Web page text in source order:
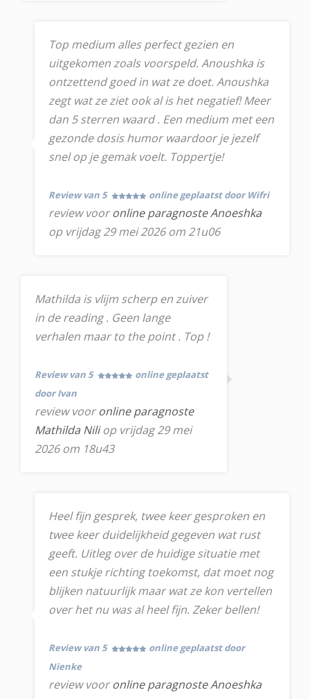
Top medium alles perfect gezien en
uitgekomen zoals voorspeld. Anoushka is
ontzettend goed in wat ze doet. Anoushka
zegt wat ze ziet ook al is het negatief! Meer
dan 5 sterren waard . Een medium met een
gezonde dosis humor waardoor je jezelf
snel op je gemak voelt. Toppertje!
Review van 5 online geplaatst door Wifri
review vooronline paragnoste Anoeshka
op vrijdag 29 mei 2026 om 21u06
Mathilda is vlijm scherp en zuiver
in de reading . Geen lange
verhalen maar to the point . Top !
Review van 5
online geplaatst
door Ivan
review vooronline paragnoste
Mathilda Niliop vrijdag 29 mei
2026 om 18u43
Heel fijn gesprek, twee keer gesproken en
twee keer duidelijkheid gegeven wat rust
geeft. Uitleg over de huidige situatie met
een stukje richting toekomst, dat moet nog
blijken natuurlijk maar wat ze kon vertellen
over het nu was al heel fijn. Zeker bellen!
Review van 5
online geplaatst door
Nienke
review vooronline paragnoste Anoeshka